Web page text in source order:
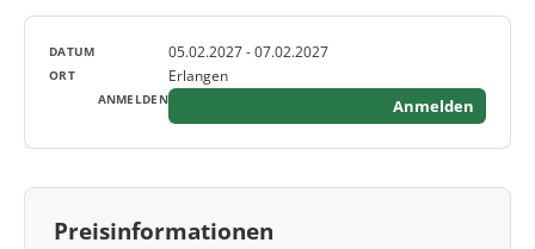
05.02.2027 - 07.02.2027
Erlangen
Anmelden
Preisinformationen